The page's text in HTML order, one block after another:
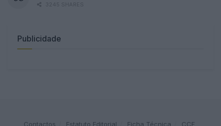
3245 SHARES
Publicidade
Contactos Estatuto Editorial Ficha Técnica CCF